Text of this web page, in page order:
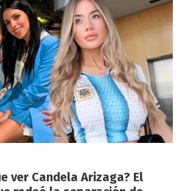
ver Candela Arizaga? El